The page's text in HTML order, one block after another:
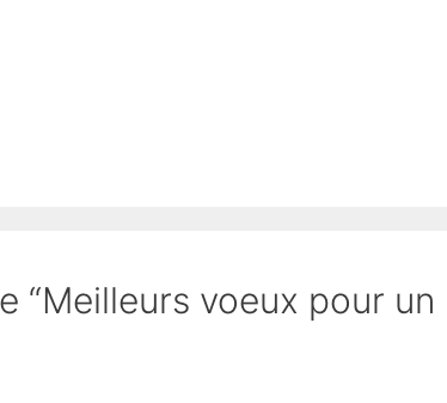
“Meilleurs voeux pour un